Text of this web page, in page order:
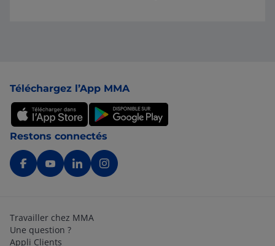
Téléchargez l’App MMA
Restons connectés
Travailler chez MMA
Une question ?
Appli Clients